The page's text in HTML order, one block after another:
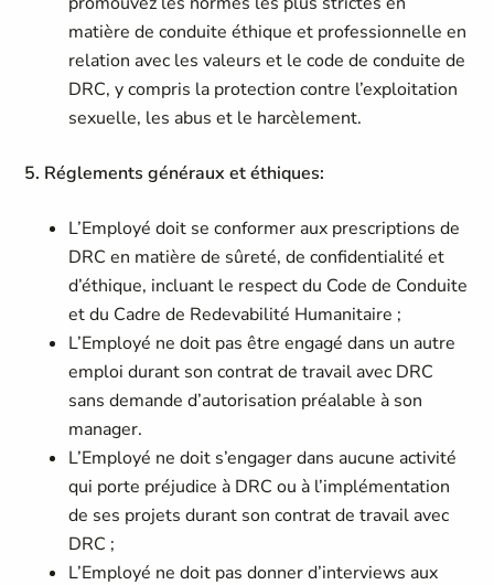
matière de conduite éthique et professionnelle en
relation avec les valeurs et le code de conduite de
DRC, y compris la protection contre l’exploitation
sexuelle, les abus et le harcèlement.
5. Réglements généraux et éthiques:
L’Employé doit se conformer aux prescriptions de
DRC en matière de sûreté, de confidentialité et
d’éthique, incluant le respect du Code de Conduite
et du Cadre de Redevabilité Humanitaire ;
L’Employé ne doit pas être engagé dans un autre
emploi durant son contrat de travail avec DRC
sans demande d’autorisation préalable à son
manager.
L’Employé ne doit s’engager dans aucune activité
qui porte préjudice à DRC ou à l’implémentation
de ses projets durant son contrat de travail avec
DRC ;
L’Employé ne doit pas donner d’interviews aux